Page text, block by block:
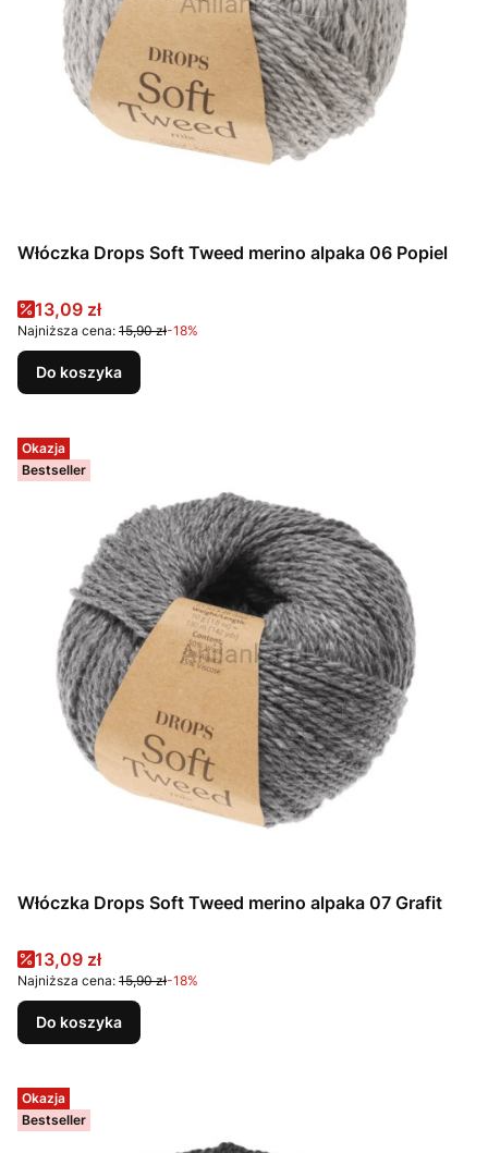
Włóczka Drops Soft Tweed merino alpaka 06 Popiel
Cena promocyjna
13,09 zł
Najniższa cena: 15,90 zł-18%
Do koszyka
Okazja
Bestseller
Włóczka Drops Soft Tweed merino alpaka 07 Grafit
Cena promocyjna
13,09 zł
Najniższa cena: 15,90 zł-18%
Do koszyka
Okazja
Bestseller